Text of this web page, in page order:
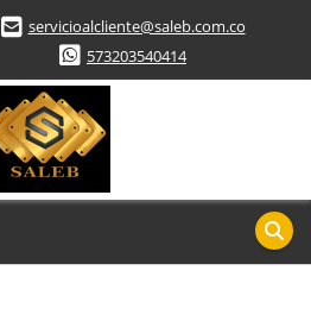
servicioalcliente@saleb.com.co
573203540414